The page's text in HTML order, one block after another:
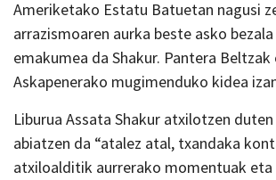
Ameriketako Estatu Batuetan nagusi
arrazismoaren aurka beste asko
emakumea da Shakur. Pantera
Askapenerako mugimenduko kidea
Liburua Assata Shakur atxilotzen
abiatzen da “atalez atal, txandaka
atxiloalditik aurrerako momentuak eta